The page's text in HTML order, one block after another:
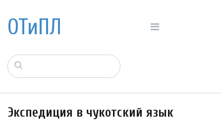
ОТиПЛ
Экспедиция в чукотский язык